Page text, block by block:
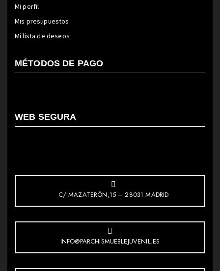
Mi perfil
Mis presupuestos
Mi lista de deseos
MÉTODOS DE PAGO
WEB SEGURA
C/ MAZATERÓN,15 – 28031 MADRID
INFO@PARCHISMUEBLEJUVENIL.ES